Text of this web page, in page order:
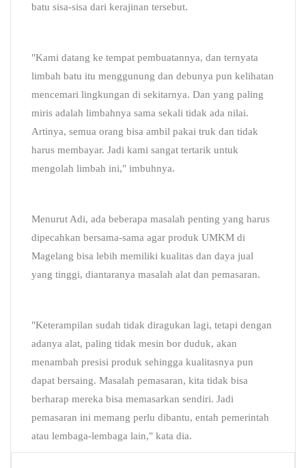
batu sisa-sisa dari kerajinan tersebut.
"Kami datang ke tempat pembuatannya, dan ternyata
limbah batu itu menggunung dan debunya pun kelihatan
mencemari lingkungan di sekitarnya. Dan yang paling
miris adalah limbahnya sama sekali tidak ada nilai.
Artinya, semua orang bisa ambil pakai truk dan tidak
harus membayar. Jadi kami sangat tertarik untuk
mengolah limbah ini," imbuhnya.
Menurut Adi, ada beberapa masalah penting yang harus
dipecahkan bersama-sama agar produk UMKM di
Magelang bisa lebih memiliki kualitas dan daya jual
yang tinggi, diantaranya masalah alat dan pemasaran.
"Keterampilan sudah tidak diragukan lagi, tetapi dengan
adanya alat, paling tidak mesin bor duduk, akan
menambah presisi produk sehingga kualitasnya pun
dapat bersaing. Masalah pemasaran, kita tidak bisa
berharap mereka bisa memasarkan sendiri. Jadi
pemasaran ini memang perlu dibantu, entah pemerintah
atau lembaga-lembaga lain," kata dia.